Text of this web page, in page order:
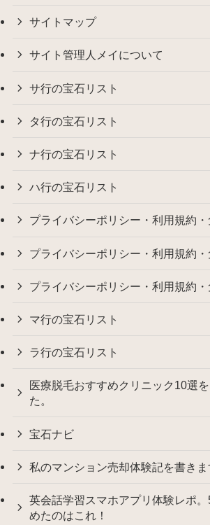
サイトマップ
サイト管理人メイについて
サ行の宝石リスト
タ行の宝石リスト
ナ行の宝石リスト
ハ行の宝石リスト
プライバシーポリシー・利用規約
プライバシーポリシー・利用規約
プライバシーポリシー・利用規約
マ行の宝石リスト
ラ行の宝石リスト
医療脱毛おすすめクリニック10選
た。
宝石ナビ
私のマンション売却体験記を書きま
英会話学習スマホアプリ体験レポ
めたのはこれ！